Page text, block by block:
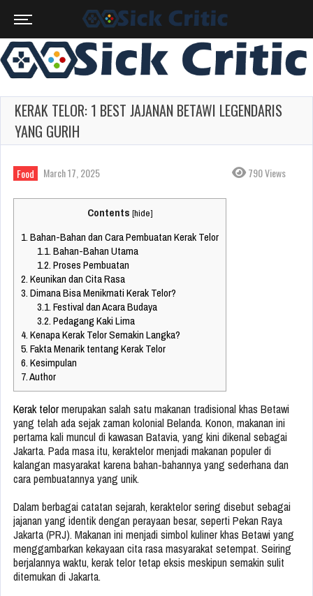
KERAK TELOR: 1 BEST JAJANAN BETAWI LEGENDARIS
YANG GURIH
Food March 17, 2025 790 Views
Contents [hide]
1.Bahan-Bahan dan Cara Pembuatan Kerak Telor
1.1.Bahan-Bahan Utama
1.2.Proses Pembuatan
2.Keunikan dan Cita Rasa
3.Dimana Bisa Menikmati Kerak Telor?
3.1.Festival dan Acara Budaya
3.2.Pedagang Kaki Lima
4.Kenapa Kerak Telor Semakin Langka?
5.Fakta Menarik tentang Kerak Telor
6.Kesimpulan
7.Author
Kerak telormerupakan salah satu makanan tradisional khas Betawi
yang telah ada sejak zaman kolonial Belanda. Konon, makanan ini
pertama kali muncul di kawasan Batavia, yang kini dikenal sebagai
Jakarta. Pada masa itu, keraktelor menjadi makanan populer di
kalangan masyarakat karena bahan-bahannya yang sederhana dan
cara pembuatannya yang unik.
Dalam berbagai catatan sejarah, keraktelor sering disebut sebagai
jajanan yang identik dengan perayaan besar, seperti Pekan Raya
Jakarta (PRJ). Makanan ini menjadi simbol kuliner khas Betawi yang
menggambarkan kekayaan cita rasa masyarakat setempat. Seiring
berjalannya waktu, kerak telor tetap eksis meskipun semakin sulit
ditemukan di Jakarta.